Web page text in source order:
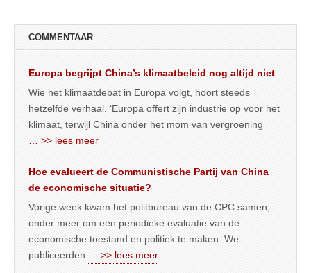
COMMENTAAR
Europa begrijpt China’s klimaatbeleid nog altijd niet
Wie het klimaatdebat in Europa volgt, hoort steeds
hetzelfde verhaal. ‘Europa offert zijn industrie op voor het
klimaat, terwijl China onder het mom van vergroening
… >> lees meer
Hoe evalueert de Communistische Partij van China
de economische situatie?
Vorige week kwam het politbureau van de CPC samen,
onder meer om een periodieke evaluatie van de
economische toestand en politiek te maken. We
publiceerden
… >> lees meer